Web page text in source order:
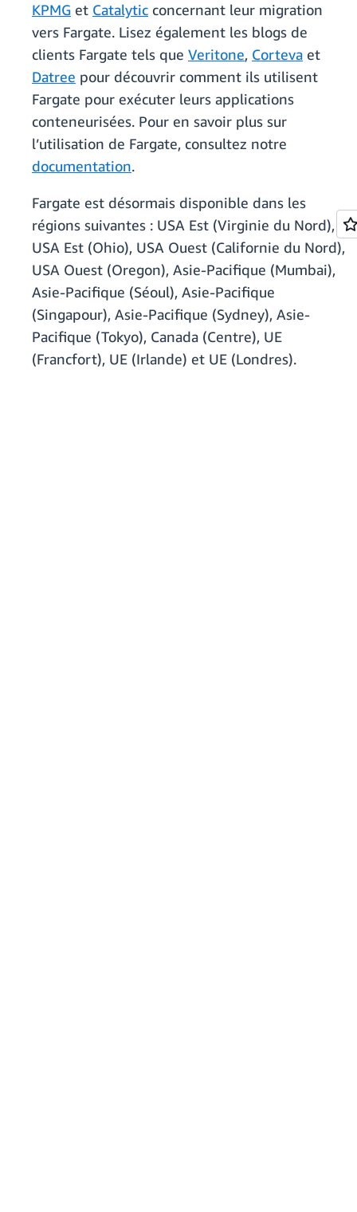
KPMG et Catalytic concernant leur migration
vers Fargate. Lisez également les blogs de
clients Fargate tels que Veritone, Corteva et
Datree pour découvrir comment ils utilisent
Fargate pour exécuter leurs applications
conteneurisées. Pour en savoir plus sur
l’utilisation de Fargate, consultez notre
documentation.
Fargate est désormais disponible dans les
régions suivantes : USA Est (Virginie du Nord),
USA Est (Ohio), USA Ouest (Californie du Nord),
USA Ouest (Oregon), Asie-Pacifique (Mumbai),
Asie-Pacifique (Séoul), Asie-Pacifique
(Singapour), Asie-Pacifique (Sydney), Asie-
Pacifique (Tokyo), Canada (Centre), UE
(Francfort), UE (Irlande) et UE (Londres).